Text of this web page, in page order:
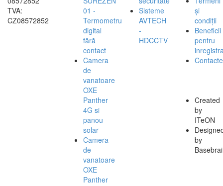
TVA:
CZ08572852
01 -
Termometru
digital
fără
contact
Camera
de
vanatoare
OXE
Panther
4G si
panou
solar
Camera
de
vanatoare
OXE
Panther
Sisteme
AVTECH
-
HDCCTV
și
condiții
Beneficii
pentru
Contacte
Created
by
ITeON
by